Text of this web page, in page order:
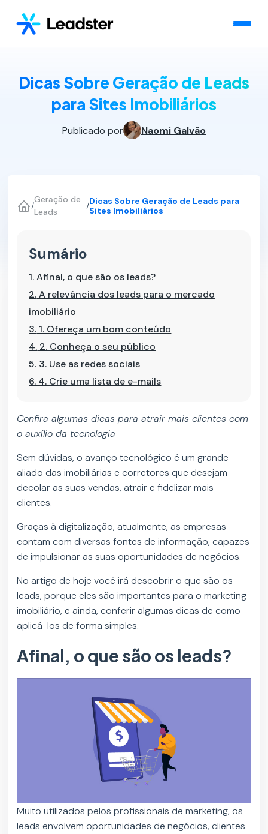
Dicas Sobre Geração de Leads
para Sites Imobiliários
Publicado por Naomi Galvão
/
Geração de
Leads
/Dicas Sobre Geração de Leads para
Sites Imobiliários
Sumário
1.Afinal, o que são os leads?
2.A relevância dos leads para o mercado
imobiliário
3. 1. Ofereça um bom conteúdo
4. 2. Conheça o seu público
5. 3. Use as redes sociais
6. 4. Crie uma lista de e-mails
Confira algumas dicas para atrair mais clientes com
o auxílio da tecnologia
Sem dúvidas, o avanço tecnológico é um grande
aliado das imobiliárias e corretores que desejam
decolar as suas vendas, atrair e fidelizar mais
clientes.
Graças à digitalização, atualmente, as empresas
contam com diversas fontes de informação, capazes
de impulsionar as suas oportunidades de negócios.
No artigo de hoje você irá descobrir o que são os
leads, porque eles são importantes para o marketing
imobiliário, e ainda, conferir algumas dicas de como
aplicá-los de forma simples.
Afinal, o que são os leads?
Muito utilizados pelos profissionais de marketing, os
leads envolvem oportunidades de negócios, clientes